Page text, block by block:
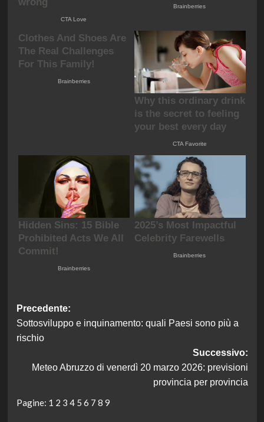
Navigazione
articolo
Precedente:
Sottosviluppo e inquinamento: quali Paesi sono più a
rischio
Successivo:
Meteo Abruzzo di venerdì 20 marzo 2026: previsioni
provincia per provincia
Pagine: 1 2 3 4 5 6 7 8 9